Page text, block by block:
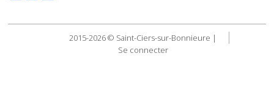
2015-2026 © Saint-Ciers-sur-Bonnieure |
Se connecter